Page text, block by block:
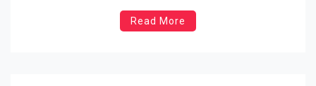
szkody wyrządzane przez skoczki mogą być poważne
– od osłabienia roślin po obniżenie jakości owoców i
Read More